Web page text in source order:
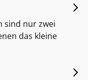
sind nur zwei
das kleine